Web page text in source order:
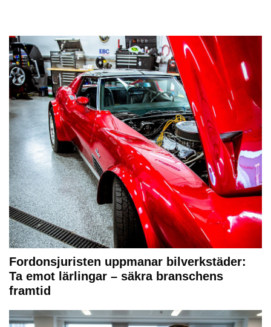
Fordonsjuristen uppmanar bilverkstäder:
Ta emot lärlingar – säkra branschens
framtid